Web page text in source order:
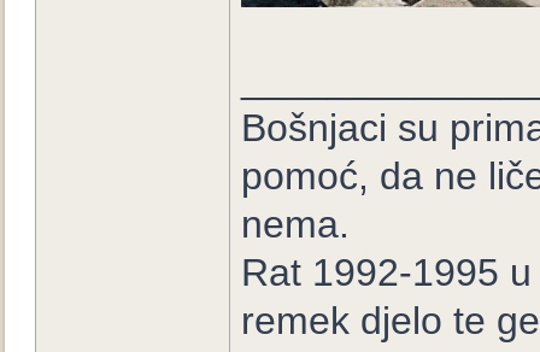
Bošnjaci su
pomoć, da ne
nema.
Rat 1992-1995
remek djelo te